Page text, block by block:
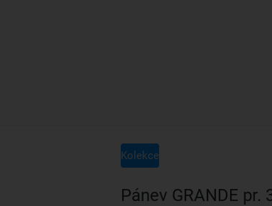
Kolekce
Pánev GRANDE pr.